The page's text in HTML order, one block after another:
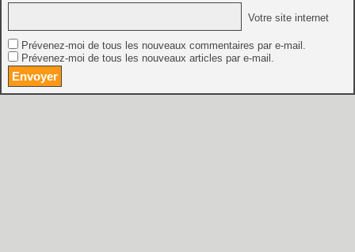
Votre site internet
Prévenez-moi de tous les nouveaux commentaires par e-mail.
Prévenez-moi de tous les nouveaux articles par e-mail.